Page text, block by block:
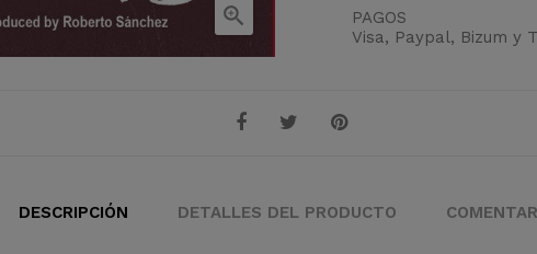

PAGOS
Visa, Paypal, Bizum y
DESCRIPCIÓN DETALLES DEL PRODUCTO